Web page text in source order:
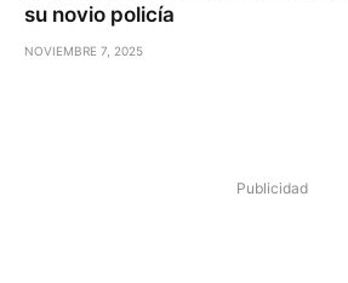
su novio policía
NOVIEMBRE 7, 2025
Publicidad